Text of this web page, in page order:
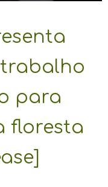
para
floresta